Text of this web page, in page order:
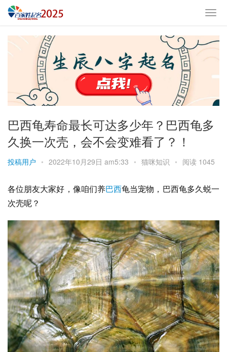
巴西龟寿命最长可达多少年？巴西龟多
久换一次壳，会不会变难看了？！
投稿用户 • 2022年10月29日 am5:33 • 猫咪知识 • 阅读 1045
各位朋友大家好，像咱们养巴西龟当宠物，巴西龟多久蜕一
次壳呢？